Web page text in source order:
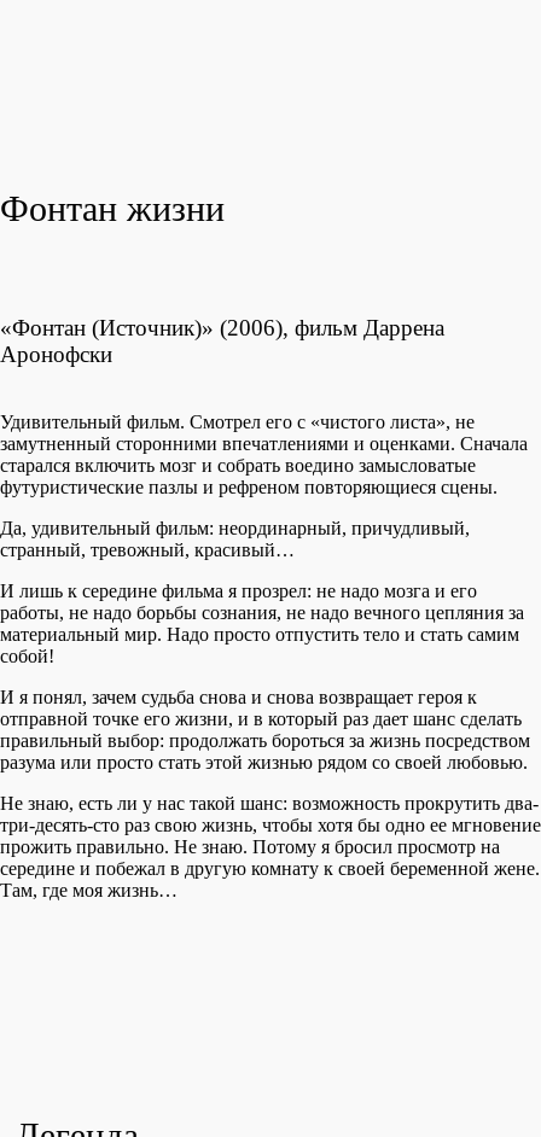
Фонтан жизни
«Фонтан (Источник)» (2006), фильм Даррена
Аронофски
Удивительный фильм. Смотрел его с «чистого листа», не
замутненный сторонними впечатлениями и оценками. Сначала
старался включить мозг и собрать воедино замысловатые
футуристические пазлы и рефреном повторяющиеся сцены.
Да, удивительный фильм: неординарный, причудливый,
странный, тревожный, красивый…
И лишь к середине фильма я прозрел: не надо мозга и его
работы, не надо борьбы сознания, не надо вечного цепляния за
материальный мир. Надо просто отпустить тело и стать самим
собой!
И я понял, зачем судьба снова и снова возвращает героя к
отправной точке его жизни, и в который раз дает шанс сделать
правильный выбор: продолжать бороться за жизнь посредством
разума или просто стать этой жизнью рядом со своей любовью.
Не знаю, есть ли у нас такой шанс: возможность прокрутить два-
три-десять-сто раз свою жизнь, чтобы хотя бы одно ее мгновение
прожить правильно. Не знаю. Потому я бросил просмотр на
середине и побежал в другую комнату к своей беременной жене.
Там, где моя жизнь…